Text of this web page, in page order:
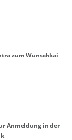
zum Wunsch­kai­
An­mel­dung in der